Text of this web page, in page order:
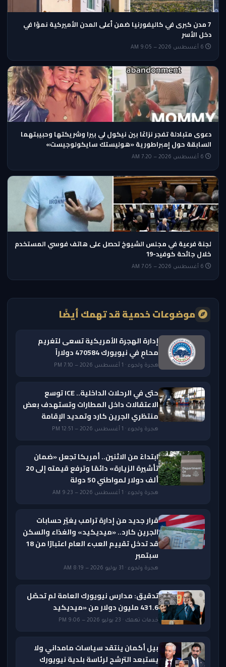
7 مدن كبرى في كاليفورنيا ضمن أعلى المدن الأميركية نموًا في
دخل الأسر
دعوى متبادلة تفجر نزاعًا بين نيكول لي بيرا وشريكتها وحبيبتهما
السابقة حول إمبراطورية «هوليستك سايكولوجيست»
لجنة فرعية في مجلس الشيوخ تحصل على هاتف فوسي المستخدم
خلال جائحة كوفيد-19
موضوعات خدمية قد تهمك أيضًا
إدارة الهجرة الأمريكية تسعى لتغريم
محامٍ في نيويورك 470584 دولاراً
هجرة ولجوء · 1 أغسطس 2026 — 7:10 PM
حتى في الرحلات الداخلية.. ICE توسع
الاعتقالات داخل المطارات وتستهدف بعض
منتظري الجرين كارد وتمديد الإقامة
هجرة ولجوء · 1 أغسطس 2026 — 12:51 PM
ابتداءً من الاثنين.. أمريكا تجعل «ضمان
تأشيرة الزيارة» دائمًا وترفع قيمته إلى 20
ألف دولار لمواطني 50 دولة
هجرة ولجوء · 1 أغسطس 2026 — 9:23 AM
قرار جديد من إدارة ترامب يغيّر حسابات
الجرين كارد.. «ميديكيد» والغذاء والسكن
قد تدخل تقييم العبء العام اعتبارًا من 18
سبتمبر
هجرة ولجوء · 31 يوليو 2026 — 8:19 AM
تدقيق: مدارس نيويورك العامة لم تحصّل
431.6 مليون دولار من «ميديكيد
خدمات تهمك · 23 يوليو 2026 — 9:06 PM
بيل أكمان ينتقد سياسات مامداني ولا
يستبعد الترشح لرئاسة بلدية نيويورك